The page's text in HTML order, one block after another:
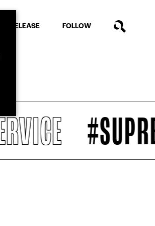
RELEASE FOLLOW
#SUPREME